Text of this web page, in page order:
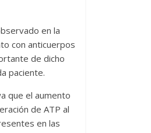
en la
con anticuerpos
de dicho
paciente.
que el aumento
de ATP al
en las